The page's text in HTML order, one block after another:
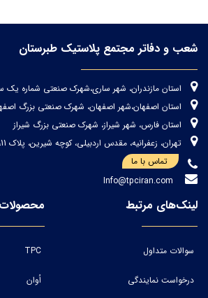
شعب و دفاتر مجتمع پلاستیک طبرستان
استان مازندران، شهر ساری،شهرک صنعتی شماره یک
استان اصفهان،شهر اصفهان، شهرک صنعتی بزرگ
استان فارس، شهر شیراز، شهرک صنعتی بزرگ شیراز
تهران، زعفرانیه، مقدس اردبیلی، کوچه شیرین، پلاک 11، واحد 7
تماس با ما
لینک‌های مرتبط
سوالات متداول
درخواست نمایندگی
محصولات
TPC
اُوان